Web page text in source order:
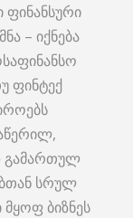
– იქნება
ფინტექ
გამართულ
სრულ
მყოფ ბიზნეს